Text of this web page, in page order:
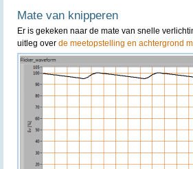
Mate van knipperen
Er is gekeken naar de mate van snelle
uitleg over de meetopstelling en achtergrond